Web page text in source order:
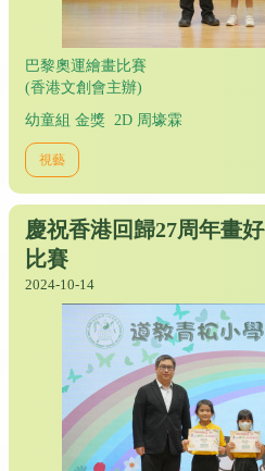
巴黎奧運繪畫比賽
(香港文創會主辦)
幼童組 金獎 2D 周壕霖
視藝
慶祝香港回歸27周年畫
比賽
2024-10-14